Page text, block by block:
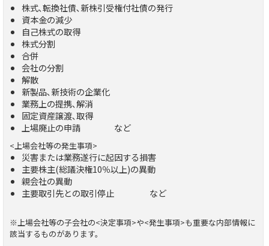
株式､転換社債､新株引受権付社債の発行
資本金の減少
自己株式の取得
株式分割
合併
会社の分割
解散
新製品､新技術の企業化
業務上の提携､解消
固定資産譲渡､取得
上場廃止の申請 など
<上場会社等の発生事項>
災害または業務遂行に起因する損害
主要株主(総議決権10％以上)の異動
親会社の異動
主要取引先との取引停止 など
※上場会社等の子会社の<決定事項>や<発生事項>も重要な内部情報に
該当するものがあります。